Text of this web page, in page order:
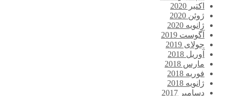
اکتبر 2020
ژوئن 2020
ژانویه 2020
آگوست 2019
جولای 2019
آوریل 2018
مارس 2018
فوریه 2018
ژانویه 2018
دسامبر 2017